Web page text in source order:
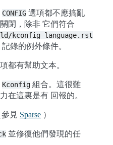
CONFIG 選項都不應搞亂
閉，除非 它們符合
kconfig-language.rst
錄的例外條件。
都有幫助文本。
Kconfig 組合。這很難
這裏是有 回報的。
參見 Sparse ）
並修復他們發現的任